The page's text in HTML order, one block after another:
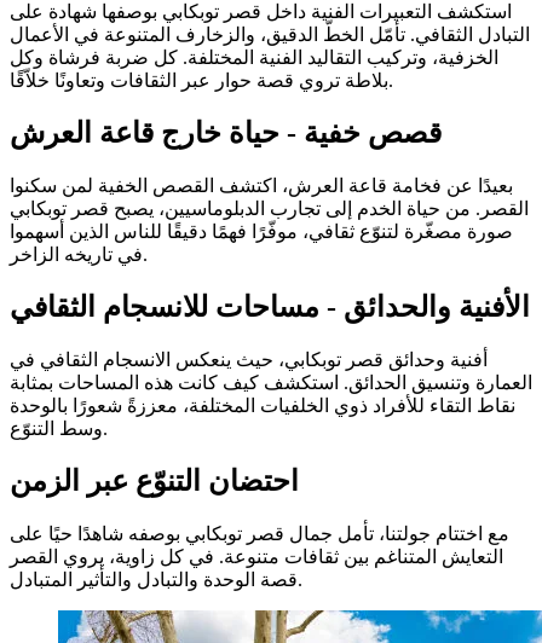
استكشف التعبيرات الفنية داخل قصر توبكابي بوصفها شهادة على
التبادل الثقافي. تأمّل الخطّ الدقيق، والزخارف المتنوعة في الأعمال
الخزفية، وتركيب التقاليد الفنية المختلفة. كل ضربة فرشاة وكل
بلاطة تروي قصة حوار عبر الثقافات وتعاونًا خلاّقًا.
قصص خفية - حياة خارج قاعة العرش
بعيدًا عن فخامة قاعة العرش، اكتشف القصص الخفية لمن سكنوا
القصر. من حياة الخدم إلى تجارب الدبلوماسيين، يصبح قصر توبكابي
صورة مصغّرة لتنوّع ثقافي، موفّرًا فهمًا دقيقًا للناس الذين أسهموا
في تاريخه الزاخر.
الأفنية والحدائق - مساحات للانسجام الثقافي
أفنية وحدائق قصر توبكابي، حيث ينعكس الانسجام الثقافي في
العمارة وتنسيق الحدائق. استكشف كيف كانت هذه المساحات بمثابة
نقاط التقاء للأفراد ذوي الخلفيات المختلفة، معززةً شعورًا بالوحدة
وسط التنوّع.
احتضان التنوّع عبر الزمن
مع اختتام جولتنا، تأمل جمال قصر توبكابي بوصفه شاهدًا حيًا على
التعايش المتناغم بين ثقافات متنوعة. في كل زاوية، يروي القصر
قصة الوحدة والتبادل والتأثير المتبادل.